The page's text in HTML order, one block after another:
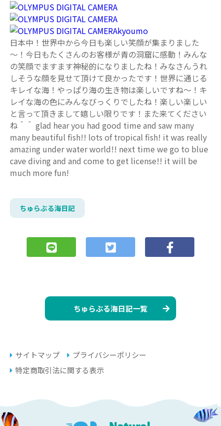
kyoumo
日本中！世界中から今日も楽しい笑顔が集まりました
～！今日もたくさんのお客様が青の洞窟に感動！みんな
の笑顔でますます神秘的になりましたね！みなさんうれ
しそうな顔を見せて頂けて良かったです！世界に通じる
キレイな海！やっぱり海の生き物は楽しいですね～！キ
レイな海の色にみんなびっくりでしたね！楽しい楽しい
と言って頂きまして嬉しい限りです！また来てください
ね＾＾ glad hear you had good time and saw many
many beautiful fish!! lots of tropical fish! it was really
amazing under water world!! next time we go to blue
cave diving and and come to get license!! it will be
much more fun!
ちゅらぶる海日記
ちゅらぶる海日記一覧
サイトマップ
プライバシーポリシー
特定商取引法に関する表示